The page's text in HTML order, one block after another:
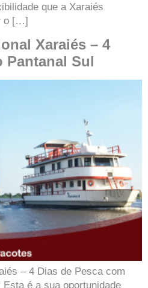
que a Xaraiés
o […]
Xaraiés – 4
Pantanal Sul
– 4 Dias de Pesca com
é a sua oportunidade